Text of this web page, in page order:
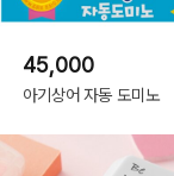
45,000
아기상어 자동 도미노